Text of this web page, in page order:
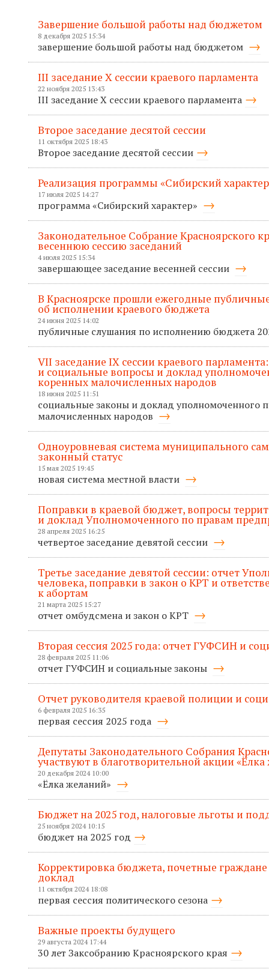
Завершение большой работы над бюджетом
8 декабря 2025 15:34
завершение большой работы над бюджетом
III заседание X сессии краевого парламента
22 ноября 2025 13:43
III заседание X сессии краевого парламента
Второе заседание десятой сессии
11 октября 2025 18:43
Второе заседание десятой сессии
Реализация программы «Сибирский
17 июля 2025 14:27
программа «Сибирский характер»
Законодательное Собрание Красноярского
весеннюю сессию заседаний
4 июля 2025 15:34
завершающее заседание весенней сессии
В Красноярске прошли ежегодные
об исполнении краевого бюджета
24 июня 2025 14:02
публичные слушания по исполнению бюджета
VII заседание IХ сессии краевого
и социальные вопросы и доклад
коренных малочисленных народов
18 июня 2025 11:51
социальные законы и доклад уполномоченного
малочисленных народов
Одноуровневая система муниципального
законный статус
15 мая 2025 19:45
новая система местной власти
Поправки в краевой бюджет, вопросы
и доклад Уполномоченного по правам
28 апреля 2025 16:25
четвертое заседание девятой сессии
Третье заседание девятой сессии: отчет
человека, поправки в закон о КРТ и
к абортам
21 марта 2025 15:27
отчет омбудсмена и закон о КРТ
Вторая сессия 2025 года: отчет ГУФСИН и
28 февраля 2025 11:06
отчет ГУФСИН и социальные законы
Отчет руководителя краевой полиции и
6 февраля 2025 16:35
первая сессия 2025 года
Депутаты Законодательного Собрания
участвуют в благотворительной акции
20 декабря 2024 10:00
«Ёлка желаний»
Бюджет на 2025 год, налоговые льготы и
25 ноября 2024 10:15
бюджет на 2025 год
Корректировка бюджета, почетные
доклад
11 октября 2024 18:08
первая сессия политического сезона
Важные проекты будущего
29 августа 2024 17:44
30 лет Заксобранию Красноярского края